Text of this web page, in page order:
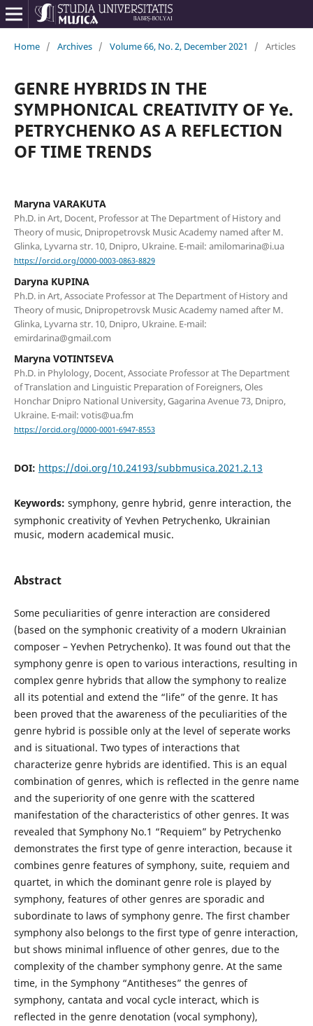
Home / Archives / Volume 66, No. 2, December 2021 / Articles
GENRE HYBRIDS IN THE
SYMPHONICAL CREATIVITY OF Ye.
PETRYCHENKO AS A REFLECTION
OF TIME TRENDS
Maryna VARAKUTA
Ph.D. in Art, Doсent, Professor at The Department of History and
Theory of music, Dnipropetrovsk Music Academy named after M.
Glinka, Lyvarna str. 10, Dnipro, Ukraine. E-mail: amilomarina@i.ua
https://orcid.org/0000-0003-0863-8829
Daryna KUPINA
Ph.D. in Art, Associate Professor at The Department of History and
Theory of music, Dnipropetrovsk Music Academy named after M.
Glinka, Lyvarna str. 10, Dnipro, Ukraine. E-mail:
emirdarina@gmail.com
Maryna VOTINTSEVA
Ph.D. in Phylology, Doсent, Associate Professor at The Department
of Translation and Linguistic Preparation of Foreigners, Oles
Honchar Dnipro National University, Gagarina Avenue 73, Dnipro,
Ukraine. E-mail: votis@ua.fm
https://orcid.org/0000-0001-6947-8553
DOI: https://doi.org/10.24193/subbmusica.2021.2.13
Keywords: symphony, genre hybrid, genre interaction, the
symphonic creativity of Yevhen Petrychenko, Ukrainian
music, modern academical music.
Abstract
Some peculiarities of genre interaction are considered
(based on the symphonic creativity of a modern Ukrainian
composer – Yevhen Petrychenko). It was found out that the
symphony genre is open to various interactions, resulting in
complex genre hybrids that allow the symphony to realize
all its potential and extend the “life” of the genre. It has
been proved that the awareness of the peculiarities of the
genre hybrid is possible only at the level of seperate works
and is situational. Two types of interactions that
characterize genre hybrids are identified. This is an equal
combination of genres, which is reflected in the genre name
and the superiority of one genre with the scattered
manifestation of the characteristics of other genres. It was
revealed that Symphony No.1 “Requiem” by Petrychenko
demonstrates the first type of genre interaction, because it
combines genre features of symphony, suite, requiem and
quartet, in which the dominant genre role is played by
symphony, features of other genres are sporadic and
subordinate to laws of symphony genre. The first chamber
symphony also belongs to the first type of genre interaction,
but shows minimal influence of other genres, due to the
complexity of the chamber symphony genre. At the same
time, in the Symphony “Antitheses” the genres of
symphony, cantata and vocal cycle interact, which is
reflected in the genre denotation (vocal symphony),